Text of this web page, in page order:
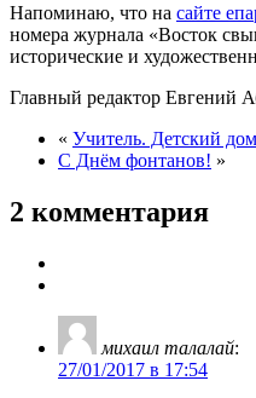
Напоминаю, что на сайте
номера журнала «Восток
исторические и
Главный редактор Евгений
« Учитель. Детский
С Днём фонтанов! »
2 комментария
михаил талалай:
27/01/2017 в 17:54